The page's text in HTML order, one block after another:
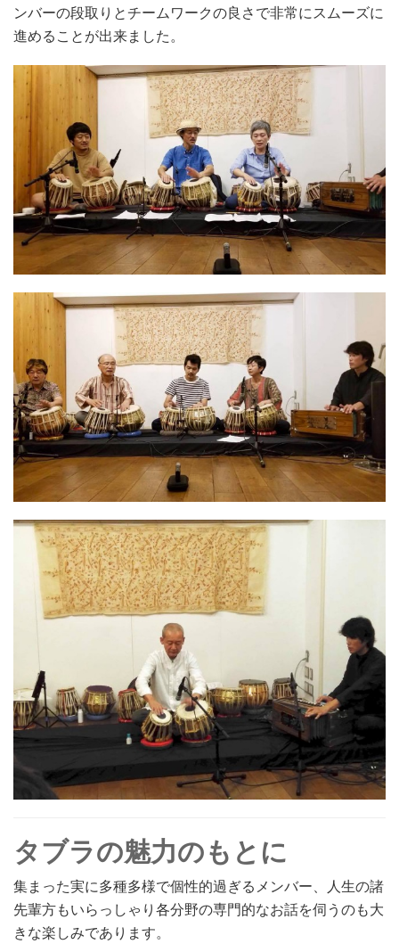
ンバーの段取りとチームワークの良さで非常にスムーズに
進めることが出来ました。
タブラの魅力のもとに
集まった実に多種多様で個性的過ぎるメンバー、人生の諸
先輩方もいらっしゃり各分野の専門的なお話を伺うのも大
きな楽しみであります。